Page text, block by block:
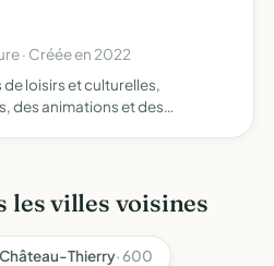
· Créée en 2022
loisirs et culturelles,
des animations et des
les villes voisines
Château-Thierry· 600